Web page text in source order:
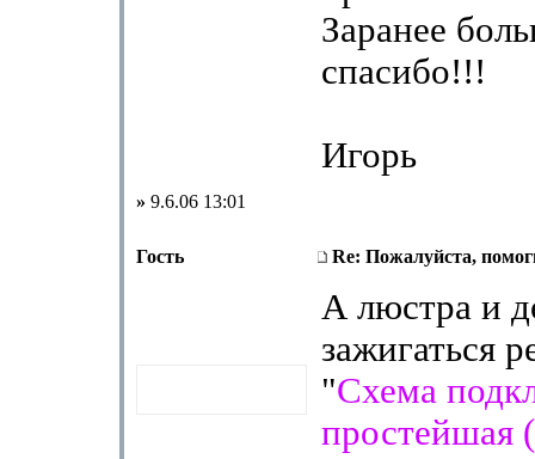
Заранее
спасибо!!!
Игорь
» 9.6.06 13:01
Гость Re: Пожалуйста,
А люстра и
зажигаться
"Схема
простейшая